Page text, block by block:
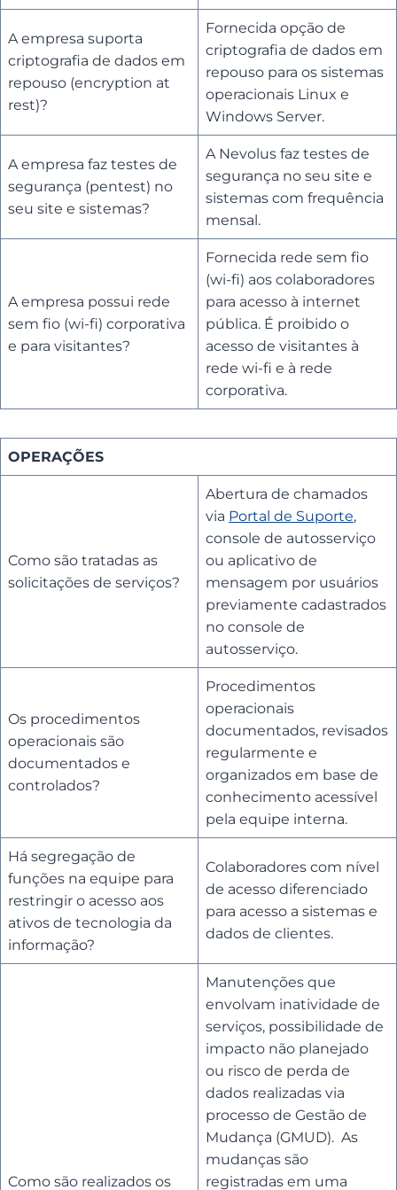
A empresa suporta
criptografia de dados em
repouso (encryption at
rest)?
Fornecida opção de
criptografia de dados em
repouso para os sistemas
operacionais Linux e
Windows Server.
A empresa faz testes de
segurança (pentest) no
seu site e sistemas?
A Nevolus faz testes de
segurança no seu site e
sistemas com frequência
mensal.
A empresa possui rede
sem fio (wi-fi) corporativa
e para visitantes?
Fornecida rede sem fio
(wi-fi) aos colaboradores
para acesso à internet
pública. É proibido o
acesso de visitantes à
rede wi-fi e à rede
corporativa.
OPERAÇÕES
Como são tratadas as
solicitações de serviços?
Abertura de chamados
via Portal de Suporte,
console de autosserviço
ou aplicativo de
mensagem por usuários
previamente cadastrados
no console de
autosserviço.
Os procedimentos
operacionais são
documentados e
controlados?
Procedimentos
operacionais
documentados, revisados
regularmente e
organizados em base de
conhecimento acessível
pela equipe interna.
Há segregação de
funções na equipe para
restringir o acesso aos
ativos de tecnologia da
informação?
Colaboradores com nível
de acesso diferenciado
para acesso a sistemas e
dados de clientes.
Como são realizados os
Manutenções que
envolvam inatividade de
serviços, possibilidade de
impacto não planejado
ou risco de perda de
dados realizadas via
processo de Gestão de
Mudança (GMUD). As
mudanças são
registradas em uma